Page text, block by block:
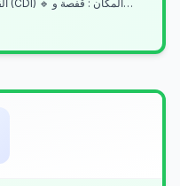
القطاع : النقل واللوجستيك 🔹 نوع العقد: دائم (CDI) 🔹 المكان : قفصة و…